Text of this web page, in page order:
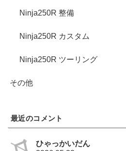
Ninja250R 整備
Ninja250R カスタム
Ninja250R ツーリング
その他
最近のコメント
ひゃっかいだん